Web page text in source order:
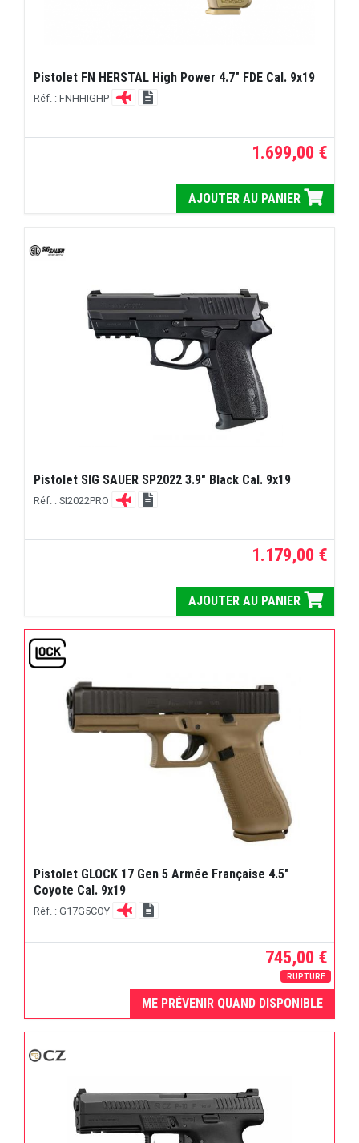
Pistolet FN HERSTAL High Power 4.7" FDE Cal. 9x19
Réf. : FNHHIGHP
1.699,00 €
AJOUTER AU PANIER
Pistolet SIG SAUER SP2022 3.9" Black Cal. 9x19
Réf. : SI2022PRO
1.179,00 €
AJOUTER AU PANIER
Pistolet GLOCK 17 Gen 5 Armée Française 4.5"
Coyote Cal. 9x19
Réf. : G17G5COY
745,00 €
RUPTURE
ME PRÉVENIR QUAND DISPONIBLE